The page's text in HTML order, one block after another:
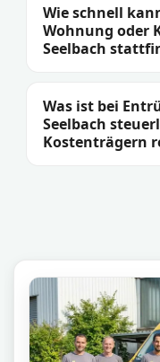
Wie schnell
Wohnung oder
Seelbach
Was ist bei
Seelbach
Kostenträgern